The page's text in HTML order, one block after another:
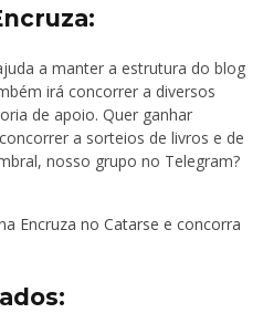
a manter a estrutura do blog
irá concorrer a diversos
de apoio. Quer ganhar
a sorteios de livros e de
nosso grupo no Telegram?
Encruza no Catarse e concorra